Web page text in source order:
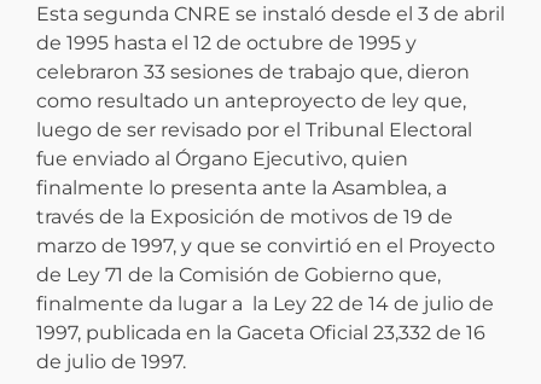
Esta segunda CNRE se instaló desde el 3 de abril
de 1995 hasta el 12 de octubre de 1995 y
celebraron 33 sesiones de trabajo que, dieron
como resultado un anteproyecto de ley que,
luego de ser revisado por el Tribunal Electoral
fue enviado al Órgano Ejecutivo, quien
finalmente lo presenta ante la Asamblea, a
través de la Exposición de motivos de 19 de
marzo de 1997, y que se convirtió en el Proyecto
de Ley 71 de la Comisión de Gobierno que,
finalmente da lugar a la Ley 22 de 14 de julio de
1997, publicada en la Gaceta Oficial 23,332 de 16
de julio de 1997.